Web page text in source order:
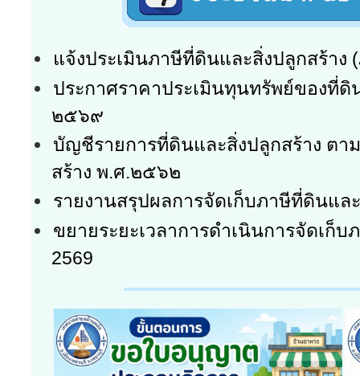
แจ้งประเมินภาษีที่ดินและสิ่งปลูกสร้าง
ประกาศราคาประเมินทุนทรัพย์ของที่ดิ
๒๕๖๙
บัญชีรายการที่ดินและสิ่งปลูกสร้าง ต
สร้าง พ.ศ.๒๕๖๒
รายงานสรุปผลการจัดเก็บภาษีที่ดินแล
ขยายระยะเวลาการดำเนินการจัดเก็
2569